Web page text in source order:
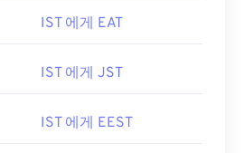
IST 에게 EAT
IST 에게 JST
IST 에게 EEST